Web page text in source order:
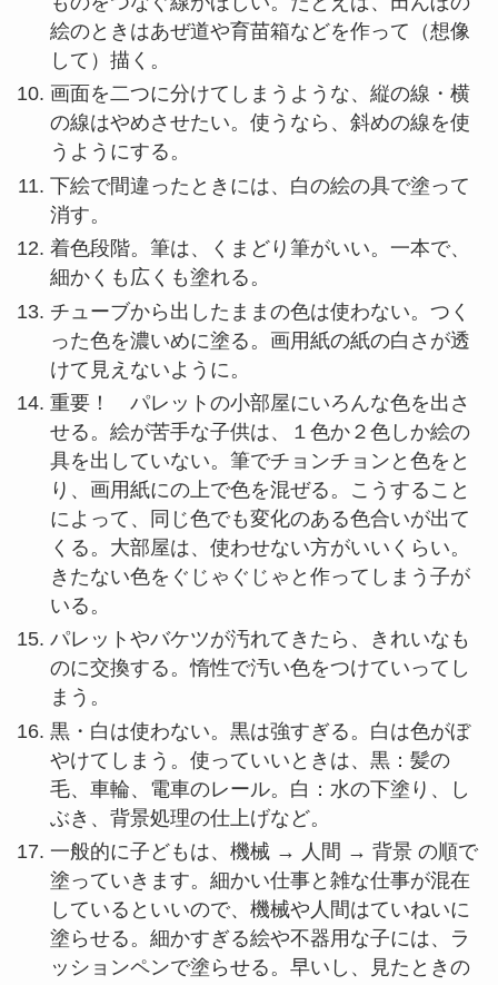
絵のときはあぜ道や育苗箱などを作って（想像
して）描く。
画面を二つに分けてしまうような、縦の線・横
の線はやめさせたい。使うなら、斜めの線を使
うようにする。
下絵で間違ったときには、白の絵の具で塗って
消す。
着色段階。筆は、くまどり筆がいい。一本で、
細かくも広くも塗れる。
チューブから出したままの色は使わない。つく
った色を濃いめに塗る。画用紙の紙の白さが透
けて見えないように。
重要！ パレットの小部屋にいろんな色を出さ
せる。絵が苦手な子供は、１色か２色しか絵の
具を出していない。筆でチョンチョンと色をと
り、画用紙にの上で色を混ぜる。こうすること
によって、同じ色でも変化のある色合いが出て
くる。大部屋は、使わせない方がいいくらい。
きたない色をぐじゃぐじゃと作ってしまう子が
いる。
パレットやバケツが汚れてきたら、きれいなも
のに交換する。惰性で汚い色をつけていってし
まう。
黒・白は使わない。黒は強すぎる。白は色がぼ
やけてしまう。使っていいときは、黒：髪の
毛、車輪、電車のレール。白：水の下塗り、し
ぶき、背景処理の仕上げなど。
一般的に子どもは、機械 → 人間 → 背景 の順で
塗っていきます。細かい仕事と雑な仕事が混在
しているといいので、機械や人間はていねいに
塗らせる。細かすぎる絵や不器用な子には、ラ
ッションペンで塗らせる。早いし、見たときの